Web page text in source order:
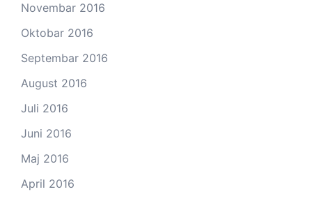
Novembar 2016
Oktobar 2016
Septembar 2016
August 2016
Juli 2016
Juni 2016
Maj 2016
April 2016